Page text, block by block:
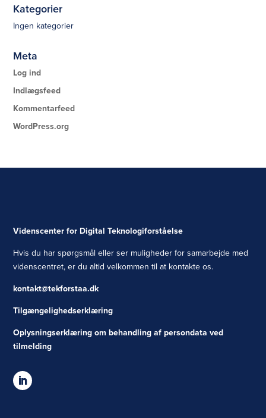
Kategorier
Ingen kategorier
Meta
Log ind
Indlægsfeed
Kommentarfeed
WordPress.org
Videnscenter for Digital Teknologiforståelse
Hvis du har spørgsmål eller ser muligheder for samarbejde med
videnscentret, er du altid velkommen til at kontakte os.
kontakt@tekforstaa.dk
Tilgængelighedserklæring
Oplysningserklæring om behandling af persondata ved
tilmelding